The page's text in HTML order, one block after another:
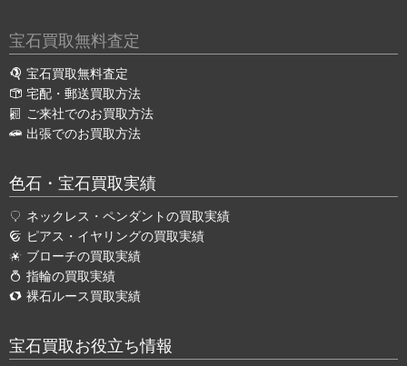
宝石買取無料査定
宝石買取無料査定
宅配・郵送買取方法
ご来社でのお買取方法
出張でのお買取方法
色石・宝石買取実績
ネックレス・ペンダントの買取実績
ピアス・イヤリングの買取実績
ブローチの買取実績
指輪の買取実績
裸石ルース買取実績
宝石買取お役立ち情報